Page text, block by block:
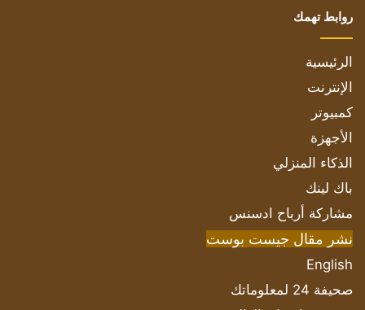
روابط تهمك
الرئيسية
الإنترنت
كمبيوتر
الأجهزة
الذكاء المنزلي
باك لينك
مشاركة أرباح ادسنس
نشر مقال جيست بوست
English
صحيفة 24 لمعلوماتك